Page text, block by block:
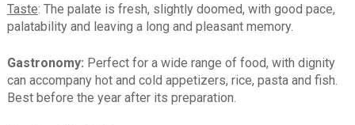
Taste: The palate is fresh, slightly doomed, with good pace,
palatability and leaving a long and pleasant memory.
Gastronomy: Perfect for a wide range of food, with dignity
can accompany hot and cold appetizers, rice, pasta and fish.
Best before the year after its preparation.